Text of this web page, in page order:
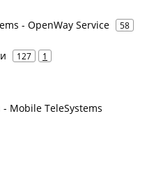
- OpenWay Service
58
127 1
Mobile TeleSystems